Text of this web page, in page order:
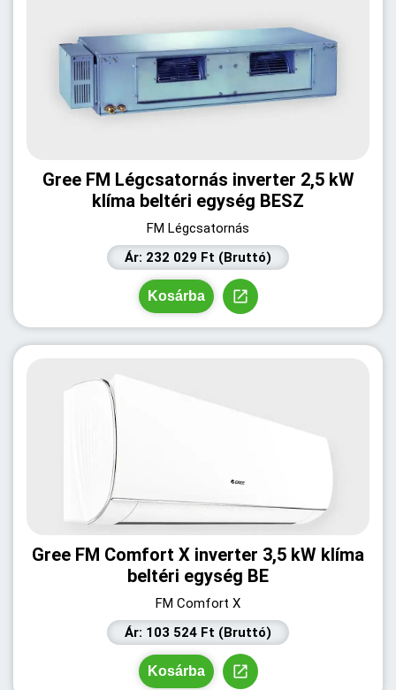
Gree FM Légcsatornás inverter 2,5 kW
klíma beltéri egység BESZ
FM Légcsatornás
Ár: 232 029 Ft (Bruttó)
Kosárba
Gree FM Comfort X inverter 3,5 kW klíma
beltéri egység BE
FM Comfort X
Ár: 103 524 Ft (Bruttó)
Kosárba